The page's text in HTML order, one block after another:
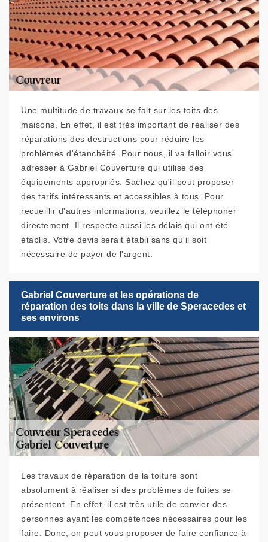
Une multitude de travaux se fait sur les toits des
maisons. En effet, il est très important de réaliser des
réparations des destructions pour réduire les
problèmes d'étanchéité. Pour nous, il va falloir vous
adresser à Gabriel Couverture qui utilise des
équipements appropriés. Sachez qu'il peut proposer
des tarifs intéressants et accessibles à tous. Pour
recueillir d'autres informations, veuillez le téléphoner
directement. Il respecte aussi les délais qui ont été
établis. Votre devis serait établi sans qu'il soit
nécessaire de payer de l'argent.
Gabriel Couverture et les opérations de
réparation des toits dans la ville de Speracedes et
ses environs
Les travaux de réparation de la toiture sont
absolument à réaliser si des problèmes de fuites se
présentent. En effet, il est très utile de convier des
personnes ayant les compétences nécessaires pour les
faire. Donc, on peut vous proposer de faire confiance à